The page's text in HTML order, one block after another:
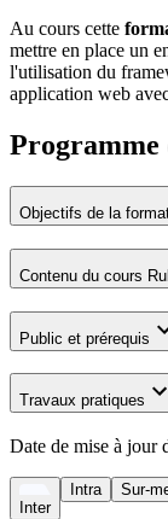
Au cours cette
mettre en place un
l'utilisation du
application web
Objectifs de la
Contenu du cours
Public et prérequis
Travaux pratiques
Date de mise à jour
Inter
Intra Sur-